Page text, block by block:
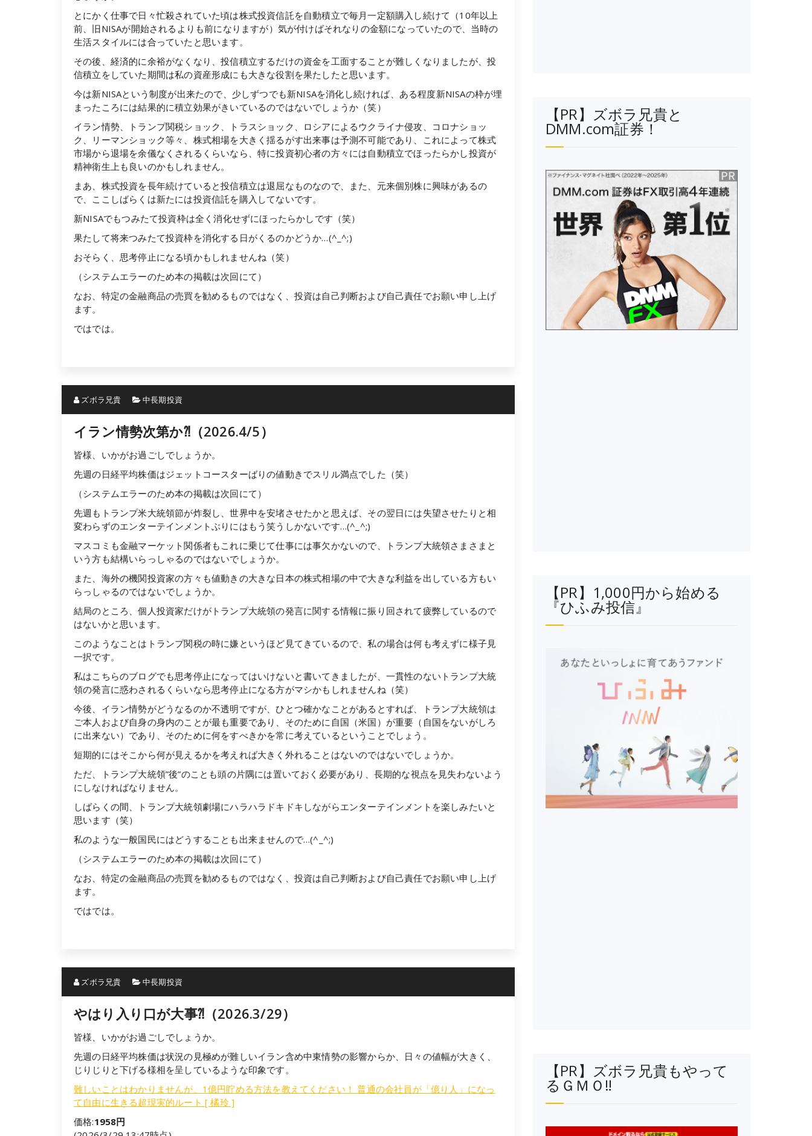
とにかく仕事で日々忙殺されていた頃は株式投資信託を自動積立で毎月一定額購入し続けて（10年以上
前、旧NISAが開始されるよりも前になりますが）気が付けばそれなりの金額になっていたので、当時の
生活スタイルには合っていたと思います。
その後、経済的に余裕がなくなり、投信積立するだけの資金を工面することが難しくなりましたが、投
信積立をしていた期間は私の資産形成にも大きな役割を果たしたと思います。
今は新NISAという制度が出来たので、少しずつでも新NISAを消化し続ければ、ある程度新NISAの枠が埋
まったころには結果的に積立効果がきいているのではないでしょうか（笑）
イラン情勢、トランプ関税ショック、トラスショック、ロシアによるウクライナ侵攻、コロナショッ
ク、リーマンショック等々、株式相場を大きく揺るがす出来事は予測不可能であり、これによって株式
市場から退場を余儀なくされるくらいなら、特に投資初心者の方々には自動積立でほったらかし投資が
精神衛生上も良いのかもしれません。
まあ、株式投資を長年続けていると投信積立は退屈なものなので、また、元来個別株に興味があるの
で、ここしばらくは新たには投資信託を購入してないです。
新NISAでもつみたて投資枠は全く消化せずにほったらかしです（笑）
果たして将来つみたて投資枠を消化する日がくるのかどうか…(^_^;)
おそらく、思考停止になる頃かもしれませんね（笑）
（システムエラーのため本の掲載は次回にて）
なお、特定の金融商品の売買を勧めるものではなく、投資は自己判断および自己責任でお願い申し上げ
ます。
ではでは。
ズボラ兄貴 中長期投資
イラン情勢次第か⁈（2026.4/5）
皆様、いかがお過ごしでしょうか。
先週の日経平均株価はジェットコースターばりの値動きでスリル満点でした（笑）
（システムエラーのため本の掲載は次回にて）
先週もトランプ米大統領節が炸裂し、世界中を安堵させたかと思えば、その翌日には失望させたりと相
変わらずのエンターテインメントぶりにはもう笑うしかないです…(^_^;)
マスコミも金融マーケット関係者もこれに乗じて仕事には事欠かないので、トランプ大統領さまさまと
いう方も結構いらっしゃるのではないでしょうか。
また、海外の機関投資家の方々も値動きの大きな日本の株式相場の中で大きな利益を出している方もい
らっしゃるのではないでしょうか。
結局のところ、個人投資家だけがトランプ大統領の発言に関する情報に振り回されて疲弊しているので
はないかと思います。
このようなことはトランプ関税の時に嫌というほど見てきているので、私の場合は何も考えずに様子見
一択です。
私はこちらのブログでも思考停止になってはいけないと書いてきましたが、一貫性のないトランプ大統
領の発言に惑わされるくらいなら思考停止になる方がマシかもしれませんね（笑）
今後、イラン情勢がどうなるのか不透明ですが、ひとつ確かなことがあるとすれば、トランプ大統領は
ご本人および自身の身内のことが最も重要であり、そのために自国（米国）が重要（自国をないがしろ
に出来ない）であり、そのために何をすべきかを常に考えているということでしょう。
短期的にはそこから何が見えるかを考えれば大きく外れることはないのではないでしょうか。
ただ、トランプ大統領”後”のことも頭の片隅には置いておく必要があり、長期的な視点を見失わないよう
にしなければなりません。
しばらくの間、トランプ大統領劇場にハラハラドキドキしながらエンターテインメントを楽しみたいと
思います（笑）
私のような一般国民にはどうすることも出来ませんので…(^_^;)
（システムエラーのため本の掲載は次回にて）
なお、特定の金融商品の売買を勧めるものではなく、投資は自己判断および自己責任でお願い申し上げ
ます。
ではでは。
ズボラ兄貴 中長期投資
やはり入り口が大事⁈（2026.3/29）
皆様、いかがお過ごしでしょうか。
先週の日経平均株価は状況の見極めが難しいイラン含め中東情勢の影響からか、日々の値幅が大きく、
じりじりと下げる様相を呈しているような印象です。
難しいことはわかりませんが、1億円貯める方法を教えてください！ 普通の会社員が「億り人」になっ
て自由に生きる超現実的ルート [ 橘玲 ]
価格:1958円
【PR】ズボラ兄貴と
DMM.com証券！
【PR】1,000円から始める
『ひふみ投信』
【PR】ズボラ兄貴もやって
るＧＭＯ‼